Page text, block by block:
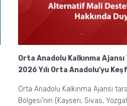
Orta Anadolu Kalkınma
2026 Yılı Orta Anadolu'yu
Orta Anadolu Kalkınma Ajansı
Bölgesi'nin (Kayseri, Sivas,